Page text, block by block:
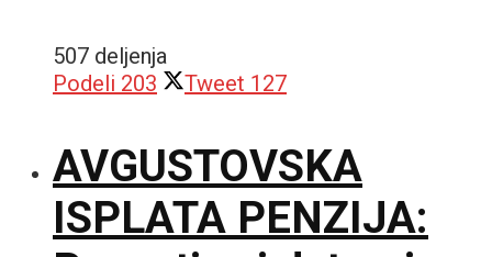
507 deljenja
Podeli 203 Tweet 127
AVGUSTOVSKA
ISPLATA PENZIJA: